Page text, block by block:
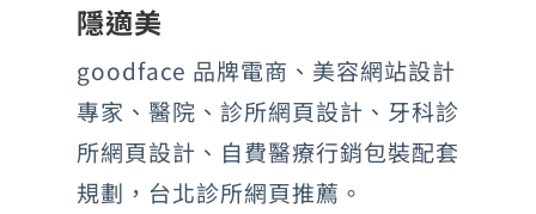
隱適美
goodface 品牌電商、美容網站設計
專家、醫院、診所網頁設計、牙科診
所網頁設計、自費醫療行銷包裝配套
規劃，台北診所網頁推薦。